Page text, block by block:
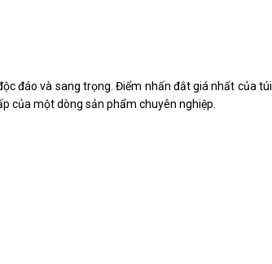
đáo và sang trọng. Điểm nhấn đắt giá nhất của túi
của một dòng sản phẩm chuyên nghiệp.